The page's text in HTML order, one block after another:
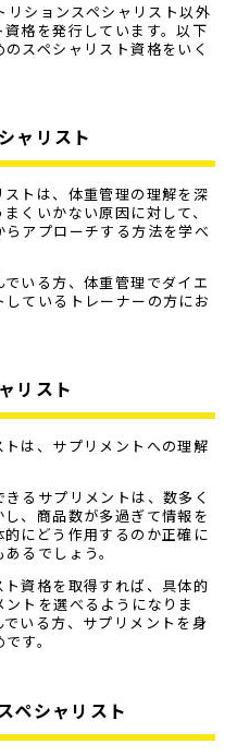
リションスペシャリスト以外
格を発行しています。以下
スペシャリスト資格をいく
ャリスト
トは、体重管理の理解を深
くいかない原因に対して、
アプローチする方法を学べ
いる方、体重管理でダイエ
ているトレーナーの方にお
リスト
は、サプリメントへの理解
るサプリメントは、数多く
、商品数が多過ぎて情報を
にどう作用するのか正確に
るでしょう。
資格を取得すれば、具体的
トを選べるようになりま
いる方、サプリメントを身
す。
ペシャリスト